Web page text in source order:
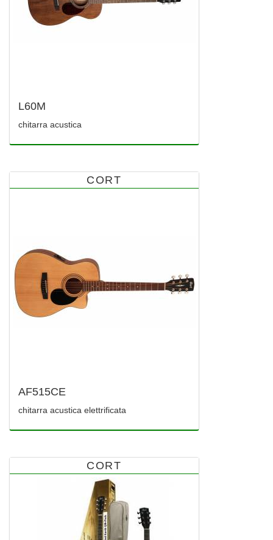
L60M
chitarra acustica
CORT
AF515CE
chitarra acustica elettrificata
CORT